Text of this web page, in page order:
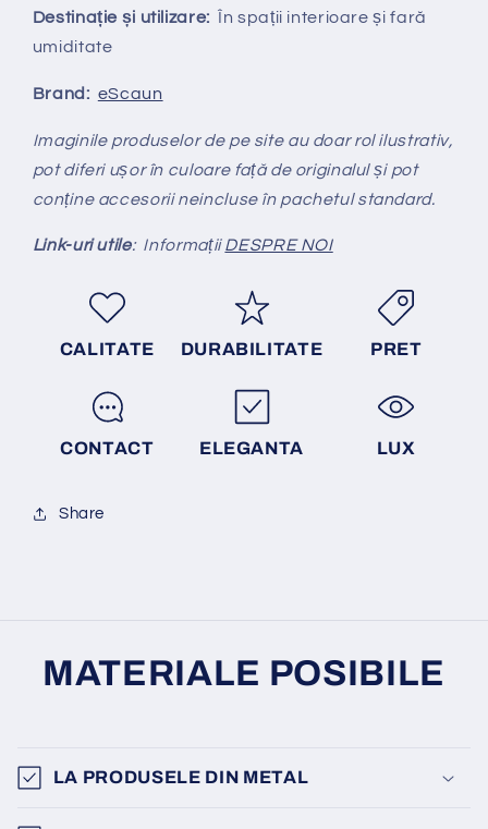
Destinație și utilizare: În spații interioare și fară
umiditate
Brand: eScaun
Imaginile produselor de pe site au doar rol ilustrativ,
pot diferi ușor în culoare față de originalul și pot
conține accesorii neincluse în pachetul standard.
Link-uri utile: InformațiiDESPRE NOI
CALITATE DURABILITATE PRET
CONTACT ELEGANTA LUX
Share
MATERIALE POSIBILE
LA PRODUSELE DIN METAL